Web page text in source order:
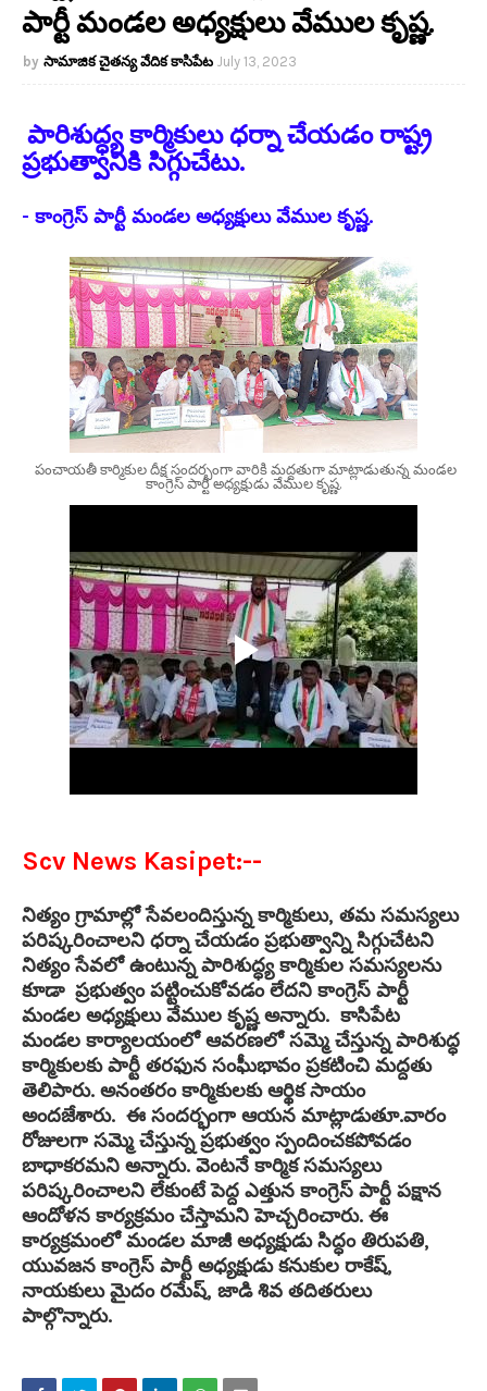
పార్టీ మండల అధ్యక్షులు వేముల కృష్ణ.
సామాజిక చైతన్య వేదిక కాసిపేట July 13, 2023
పారిశుద్ధ్య కార్మికులు ధర్నా చేయడం రాష్ట్ర
ప్రభుత్వానికి సిగ్గుచేటు.
- కాంగ్రెస్ పార్టీ మండల అధ్యక్షులు వేముల కృష్ణ.
పంచాయతీ కార్మికుల దీక్ష సందర్భంగా వారికి మద్దతుగా మాట్లాడుతున్న మండల
కాంగ్రెస్ పార్టీ అధ్యక్షుడు వేముల కృష్ణ.
Scv News Kasipet:--
నిత్యం గ్రామాల్లో సేవలందిస్తున్న కార్మికులు, తమ సమస్యలు
పరిష్కరించాలని ధర్నా చేయడం ప్రభుత్వాన్ని సిగ్గుచేటని
నిత్యం సేవలో ఉంటున్న పారిశుద్ధ్య కార్మికుల సమస్యలను
కూడా ప్రభుత్వం పట్టించుకోవడం లేదని కాంగ్రెస్ పార్టీ
మండల అధ్యక్షులు వేముల కృష్ణ అన్నారు. కాసిపేట
మండల కార్యాలయంలో ఆవరణలో సమ్మె చేస్తున్న పారిశుద్ధ
కార్మికులకు పార్టీ తరఫున సంఘీభావం ప్రకటించి మద్దతు
తెలిపారు. అనంతరం కార్మికులకు ఆర్థిక సాయం
అందజేశారు. ఈ సందర్భంగా ఆయన మాట్లాడుతూ.వారం
రోజులగా సమ్మె చేస్తున్న ప్రభుత్వం స్పందించకపోవడం
బాధాకరమని అన్నారు. వెంటనే కార్మిక సమస్యలు
పరిష్కరించాలని లేకుంటే పెద్ద ఎత్తున కాంగ్రెస్ పార్టీ పక్షాన
ఆందోళన కార్యక్రమం చేస్తామని హెచ్చరించారు. ఈ
కార్యక్రమంలో మండల మాజీ అధ్యక్షుడు సిద్ధం తిరుపతి,
యువజన కాంగ్రెస్ పార్టీ అధ్యక్షుడు కనుకుల రాకేష్,
నాయకులు మైదం రమేష్, జాడి శివ తదితరులు
పాల్గొన్నారు.